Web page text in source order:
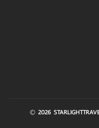
© 2026